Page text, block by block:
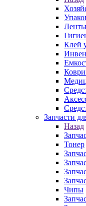
Клей
Запчасти
Назад
Тонер
Чипы